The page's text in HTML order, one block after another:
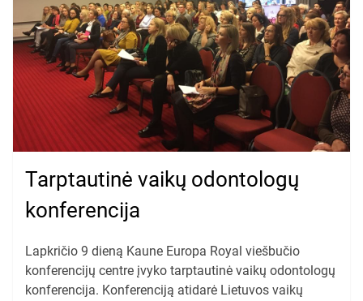
Tarptautinė vaikų odontologų
konferencija
Lapkričio 9 dieną Kaune Europa Royal viešbučio
konferencijų centre įvyko tarptautinė vaikų odontologų
konferencija. Konferenciją atidarė Lietuvos vaikų